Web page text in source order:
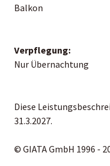
Balkon
Verpflegung:
Nur Übernachtung
Diese
31.3.2027.
© GIATA GmbH 1996 -